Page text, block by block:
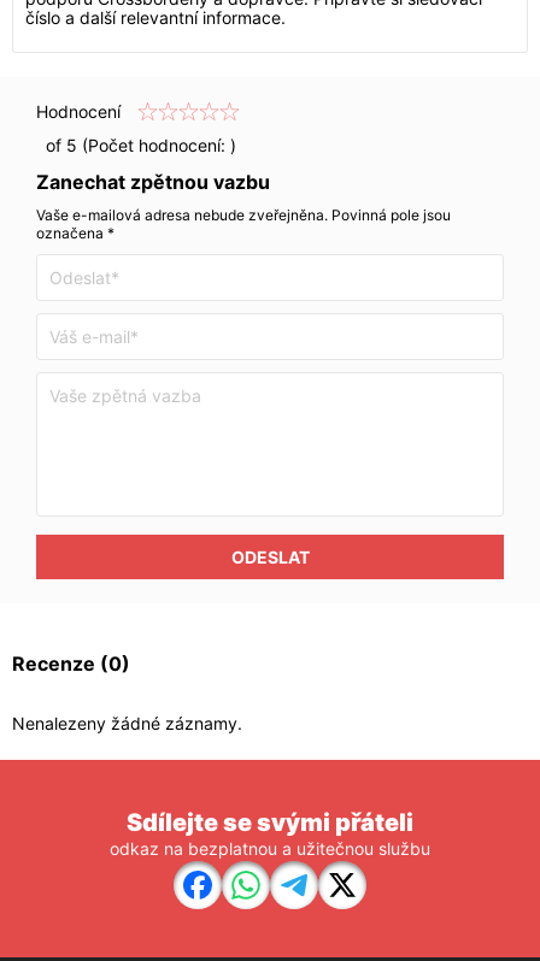
číslo a další relevantní informace.
Hodnocení
of 5 (Počet hodnocení: )
Zanechat zpětnou vazbu
Vaše e-mailová adresa nebude zveřejněna. Povinná pole jsou
označena *
ODESLAT
Recenze (0)
Nenalezeny žádné záznamy.
Sdílejte se svými přáteli
odkaz na bezplatnou a užitečnou službu